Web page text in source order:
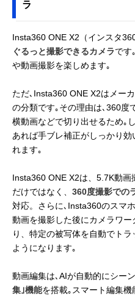
ラ
Insta360 ONE X2（インスタ
ぐるっと撮影できるカメラです
や動画撮影を楽しめます｡
ただ､Insta360 ONE X2はメー
の分類です｡その理由は､360度
横動画などで切り出せるため｡
あれば手ブレ補正がしっかり効
れます｡
Insta360 ONE X2は、5.7K動
だけではなく、 360度撮影での
対応。さらに､Insta360のスマ
動画を撮影した後にカメラワ
り、特定の被写体を自動でト
ようになります｡
動画編集は､AIが自動的にシー
集｣機能を搭載｡スマート編集機